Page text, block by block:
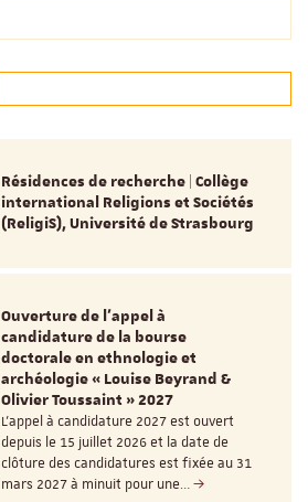
Résidences de recherche | Collège
international Religions et Sociétés
(ReligiS), Université de Strasbourg
Ouverture de l'appel à
candidature de la bourse
doctorale en ethnologie et
archéologie « Louise Beyrand &
Olivier Toussaint » 2027
L’appel à candidature 2027 est ouvert
depuis le 15 juillet 2026 et la date de
clôture des candidatures est fixée au 31
mars 2027 à minuit pour une…